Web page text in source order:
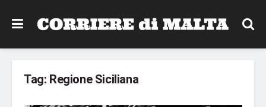
Tag: Regione Siciliana